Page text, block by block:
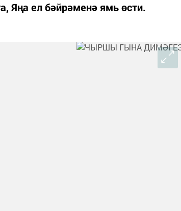
Яңа ел бәйрәменә ямь өсти.